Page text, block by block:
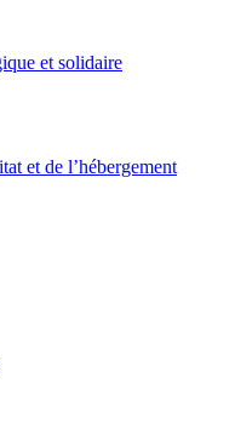
et solidaire
et de l’hébergement